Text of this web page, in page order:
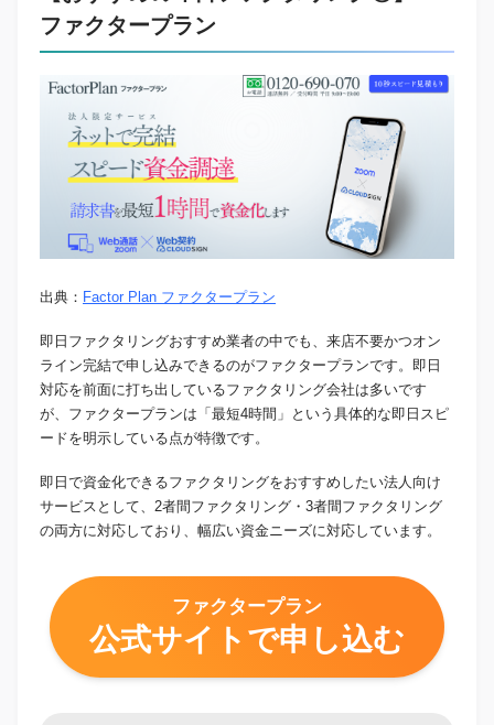
ファクタープラン
出典： Factor Plan ファクタープラン
即日ファクタリングおすすめ業者の中でも、来店不要かつオン
ライン完結で申し込みできるのがファクタープランです。即日
対応を前面に打ち出しているファクタリング会社は多いです
が、ファクタープランは「最短4時間」という具体的な即日スピ
ードを明示している点が特徴です。
即日で資金化できるファクタリングをおすすめしたい法人向け
サービスとして、2者間ファクタリング・3者間ファクタリング
の両方に対応しており、幅広い資金ニーズに対応しています。
ファクタープラン
公式サイトで申し込む